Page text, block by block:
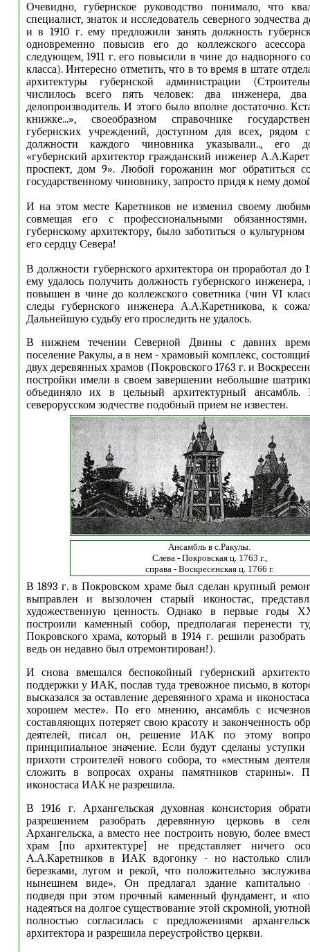
Очевидно, губернское руководство понимало, что
специалист, знаток и исследователь северного зодчества
и в 1910 г. ему предложили занять должность
одновременно повысив его до коллежского
следующем, 1911 г. его повысили в чине до надворного
класса). Интересно отметить, что в то время в штате
архитектуры губернской администрации
числилось всего пять человек: два инженера,
делопроизводитель. И этого было вполне достаточно.
книжке...», своеобразном справочнике
губернских учреждений, доступном для всех, рядом
должности каждого чиновника указывали.., его
«губернский архитектор гражданский инженер
проспект, дом 9». Любой горожанин мог обратиться
государственному чиновнику, запросто придя к нему
И на этом месте Каретников не изменил своему
совмещая его с профессиональными
губернскому архитектору, было заботиться о
его сердцу Севера!
В должности губернского архитектора он проработал до
ему удалось получить должность губернского
повышен в чине до коллежского советника (чин VI
следы губернского инженера А.А.Каретникова, к
Дальнейшую судьбу его проследить не удалось.
В нижнем течении Северной Двины с давних
поселение Ракулы, а в нем - храмовый комплекс,
двух деревянных храмов (Покровского 1763 г. и
постройки имели в своем завершении небольшие
объединяло их в цельный архитектурный
северорусском зодчестве подобный прием не известен.
Ансамбль в с.Ракулы.
Слева - Покровская ц. 1763 г.,
справа - Воскресенская ц. 1766 г.
В 1893 г. в Покровском храме был сделан крупный
выправлен и вызолочен старый иконостас,
художественную ценность. Однако в первые годы
построили каменный собор, предполагая перенести
Покровского храма, который в 1914 г. решили разобрать
ведь он недавно был отремонтирован!).
И снова вмешался беспокойный губернский
поддержки у ИАК, послав туда тревожное письмо, в
высказался за оставление деревянного храма и
хорошем месте». По его мнению, ансамбль с
составляющих потеряет свою красоту и законченность
деятелей, писал он, решение ИАК по этому
принципиальное значение. Если будут сделаны
прихоти строителей нового собора, то «местным
сложить в вопросах охраны памятников старины».
иконостаса ИАК не разрешила.
В 1916 г. Архангельская духовная консистория
разрешением разобрать деревянную церковь в
Архангельска, а вместо нее построить новую, более
храм [по архитектуре] не представляет ничего
А.А.Каретников в ИАК вдогонку - но настолько
березками, лугом и рекой, что положительно
нынешнем виде». Он предлагал здание капитально
подведя при этом прочный каменный фундамент, и
надеяться на долгое существование этой скромной,
полностью согласилась с предложениями
архитектора и разрешила переустройство церкви.